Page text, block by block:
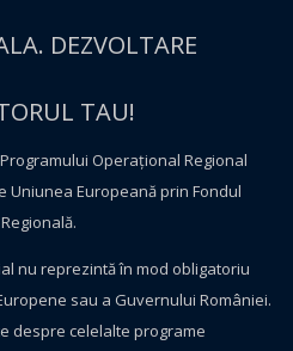
DEZVOLTARE
TAU!
Operațional Regional
Uniunea Europeană prin Fondul
nu reprezintă în mod obligatoriu
sau a Guvernului României.
despre celelalte programe